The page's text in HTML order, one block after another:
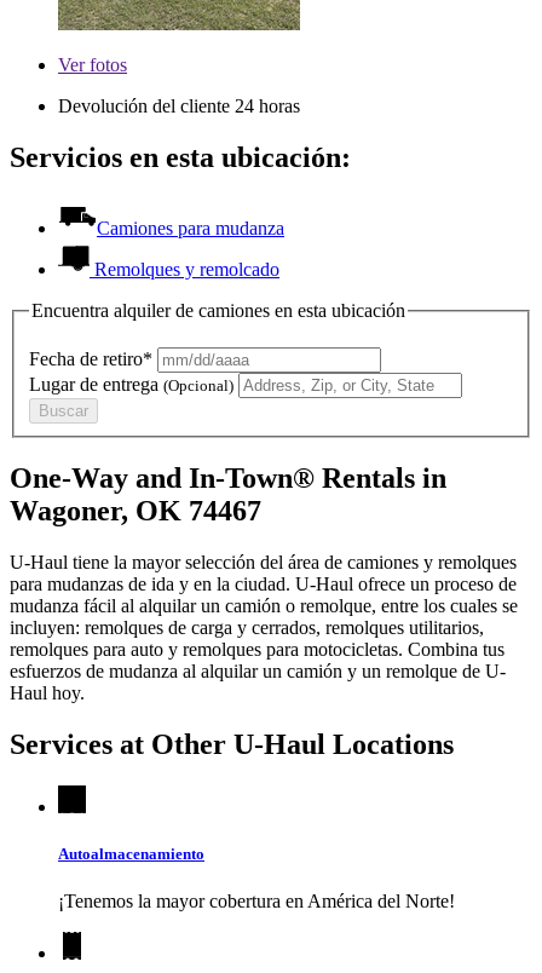
Verfotos
Devolución del cliente 24 horas
Servicios en esta ubicación:
Camiones para mudanza
Remolques y remolcado
Encuentra alquiler de camiones en esta ubicación
Fecha de retiro*
Lugar de entrega (Opcional)
Buscar
One-Way and In-Town® Rentals in
Wagoner, OK 74467
U-Haul tiene la mayor selección del área de camiones y remolques
para mudanzas de ida y en la ciudad. U-Haul ofrece un proceso de
mudanza fácil al alquilar un camión o remolque, entre los cuales se
incluyen: remolques de carga y cerrados, remolques utilitarios,
remolques para auto y remolques para motocicletas. Combina tus
esfuerzos de mudanza al alquilar un camión y un remolque de U-
Haul hoy.
Services at Other U-Haul Locations
Autoalmacenamiento
¡Tenemos la mayor cobertura en América del Norte!